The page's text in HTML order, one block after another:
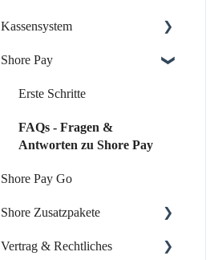
Dein Account & Zugang
Kalender & Termine
Buchungsseite
Buchungseinstellungen
Plattformen
Systemeinstellungen
Leistungen & Kurse
Einrichtung & Aktivierung
Zahlungsoptionen &
Kassensystem
Dein Start mit der Shore
Produkte & Inventar
Kunden & Benutzer
Kassieren & Verkauf
Berichte & Buchhaltung
Shore Pay
Erste Schritte
FAQs - Fragen &
Antworten zu Shore Pay
Shore Pay Go
Shore Zusatzpakete
Onlineshop
Vertrag & Rechtliches